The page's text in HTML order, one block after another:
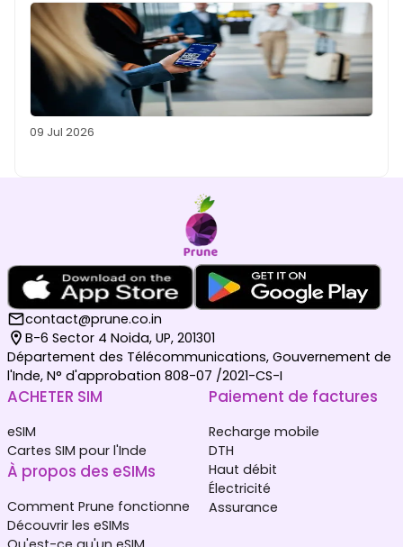
09 Jul 2026
contact@prune.co.in
B-6 Sector 4 Noida, UP, 201301
Département des Télécommunications, Gouvernement de
l'Inde, N° d'approbation 808-07 /2021-CS-I
ACHETER SIM
eSIM
Cartes SIM pour l'Inde
À propos des eSIMs
Comment Prune fonctionne
Découvrir les eSIMs
Paiement de factures
Recharge mobile
DTH
Haut débit
Électricité
Assurance